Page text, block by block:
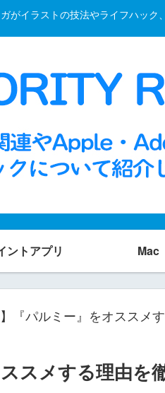
がイラストの技法やライフハック
ントアプリ Mac
】『パルミー』をオススメ
スメする理由を